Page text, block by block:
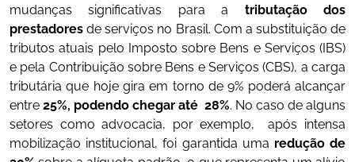
mudanças significativas para a tributação dos
prestadoresde serviços no Brasil. Com a substituição de
tributos atuais pelo Imposto sobre Bens e Serviços (IBS)
e pela Contribuição sobre Bens e Serviços (CBS), a carga
tributária que hoje gira em torno de 9% poderá alcançar
entre 25%, podendo chegar até 28%. No caso de alguns
setores como advocacia, por exemplo, após intensa
mobilização institucional, foi garantida uma redução de